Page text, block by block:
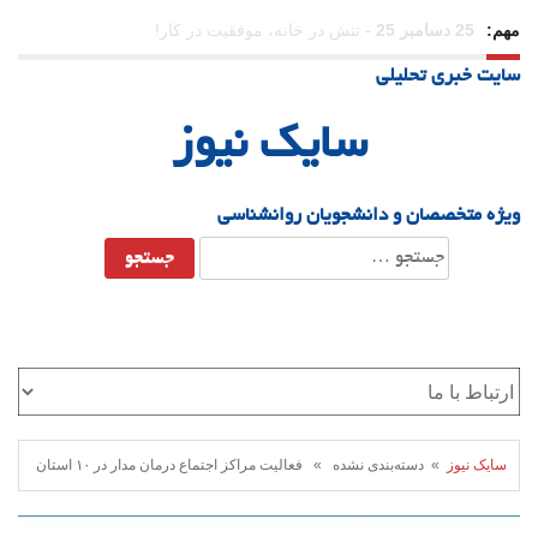
مهم: 23 دسامبر 25 - چرا اراده می‌کنیم ولی شکست می‌خوریم؟
21 دسامبر 25
سایت خبری تحلیلی
سایک نیوز
ویژه متخصصان و دانشجویان روانشناسی
جستجو
برای:
سایک نیوز » دسته‌بندی نشده » فعالیت مراکز اجتماع درمان مدار در ۱۰ استان